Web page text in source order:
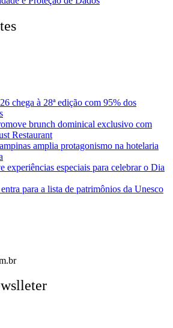
chega à 28ª edição com 95% dos
brunch dominical exclusivo com
Restaurant
amplia protagonismo na hotelaria
experiências especiais para celebrar o Dia
para a lista de patrimônios da Unesco